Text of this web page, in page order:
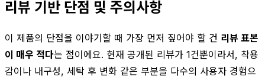
리뷰 기반 단점 및 주의사항
이 제품의 단점을 이야기할 때 가장 먼저 짚어야 할 건 리뷰 표본
이 매우 적다는 점이에요. 현재 공개된 리뷰가 1건뿐이라서, 착용
감이나 내구성, 세탁 후 변화 같은 부분을 다수의 사용자 경험으